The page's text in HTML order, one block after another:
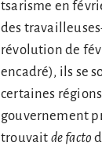
tsarisme en
des
révolution de
encadré), ils se
certaines
gouvernement
trouvait de facto